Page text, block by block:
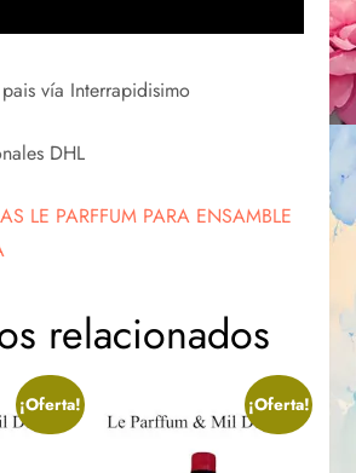
vía Interrapidisimo
DHL
LE PARFFUM PARA ENSAMBLE
relacionados
¡Oferta! ¡Oferta!